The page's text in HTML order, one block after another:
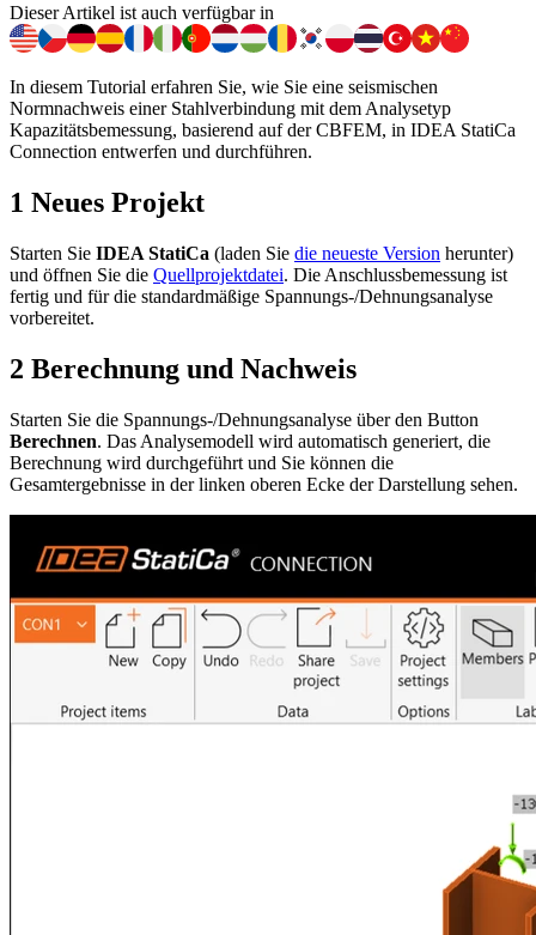
Dieser Artikel ist auch verfügbar in
In diesem Tutorial erfahren Sie, wie Sie eine seismischen
Normnachweis einer Stahlverbindung mit dem Analysetyp
Kapazitätsbemessung, basierend auf der CBFEM, in IDEA StatiCa
Connection entwerfen und durchführen.
1 Neues Projekt
Starten Sie IDEA StatiCa (laden Sie die neueste Version herunter)
und öffnen Sie die Quellprojektdatei. Die Anschlussbemessung ist
fertig und für die standardmäßige Spannungs-/Dehnungsanalyse
vorbereitet.
2 Berechnung und Nachweis
Starten Sie die Spannungs-/Dehnungsanalyse über den Button
Berechnen. Das Analysemodell wird automatisch generiert, die
Berechnung wird durchgeführt und Sie können die
Gesamtergebnisse in der linken oberen Ecke der Darstellung sehen.